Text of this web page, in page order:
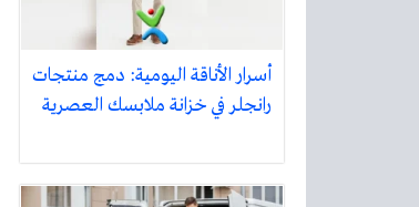
أسرار الأناقة اليومية: دمج منتجات
رانجلر في خزانة ملابسك العصرية